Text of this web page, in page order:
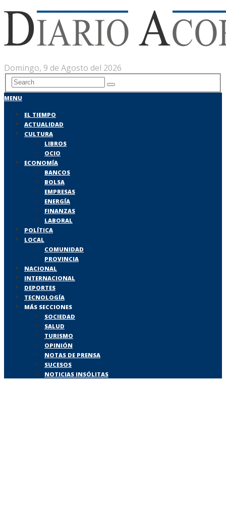
Domingo, 9 de Agosto del 2026
MENU
EL TIEMPO
ACTUALIDAD
CULTURA
LIBROS
OCIO
ECONOMÍA
BANCOS
BOLSA
EMPRESAS
ENERGÍA
FINANZAS
LABORAL
POLÍTICA
LOCAL
COMUNIDAD
PROVINCIA
NACIONAL
INTERNACIONAL
DEPORTES
TECNOLOGÍA
MÁS SECCIONES
SOCIEDAD
SALUD
TURISMO
OPINIÓN
NOTAS DE PRENSA
SUCESOS
NOTICIAS INSÓLITAS